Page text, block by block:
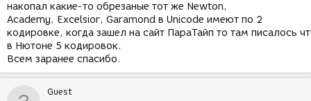
накопал какие-то обрезаные тот же Newton,
Academy, Excelsior, Garamond в Unicode имеют по 2
кодировке, когда зашел на сайт ПараТайп то там писалось
в Нютоне 5 кодировок.
Всем заранее спасибо.
Guest